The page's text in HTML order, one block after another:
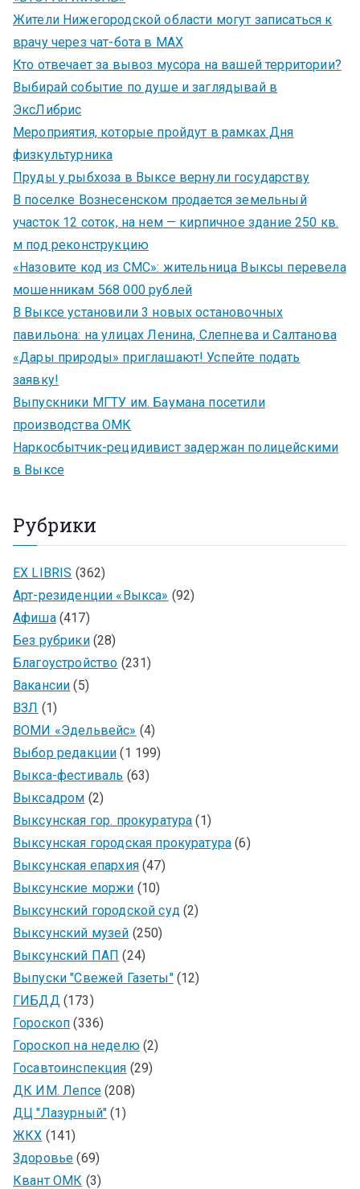
Жители Нижегородской области могут записаться к
врачу через чат-бота в MAX
Кто отвечает за вывоз мусора на вашей территории?
Выбирай событие по душе и заглядывай в
ЭксЛибрис
Мероприятия, которые пройдут в рамках Дня
физкультурника
Пруды у рыбхоза в Выксе вернули государству
В поселке Вознесенском продается земельный
участок 12 соток, на нем — кирпичное здание 250 кв.
м под реконструкцию
«Назовите код из СМС»: жительница Выксы перевела
мошенникам 568 000 рублей
В Выксе установили 3 новых остановочных
павильона: на улицах Ленина, Слепнева и Салтанова
«Дары природы» приглашают! Успейте подать
заявку!
Выпускники МГТУ им. Баумана посетили
производства ОМК
Наркосбытчик-рецидивист задержан полицейскими
в Выксе
Рубрики
EX LIBRIS (362)
Арт-резиденции «Выкса» (92)
Афиша(417)
Без рубрики(28)
Благоустройство (231)
Вакансии (5)
ВЗЛ (1)
ВОМИ «Эдельвейс» (4)
Выбор редакции (1 199)
Выкса-фестиваль (63)
Выксадром (2)
Выксунская гор. прокуратура (1)
Выксунская городская прокуратура (6)
Выксунская епархия(47)
Выксунские моржи (10)
Выксунский городской суд (2)
Выксунский музей (250)
Выксунский ПАП (24)
Выпуски "Свежей Газеты"(12)
ГИБДД (173)
Гороскоп (336)
Гороскоп на неделю(2)
Госавтоинспекция (29)
ДК ИМ. Лепсе(208)
ДЦ "Лазурный" (1)
ЖКХ (141)
Здоровье (69)
Квант ОМК (3)